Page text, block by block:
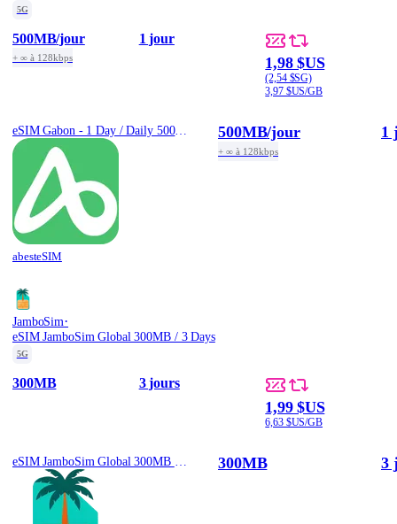
5G
500MB/jour
+ ∞ à 128kbps
1 jour
1,98 $US
(2,54 $SG)
3,97 $US/GB
eSIM Gabon - 1 Day / Daily 500MB
abesteSIM
500MB/jour
+ ∞ à 128kbps
1
JamboSim·
eSIM JamboSim Global 300MB / 3 Days
5G
300MB 3 jours
1,99 $US
6,63 $US/GB
300MB 3